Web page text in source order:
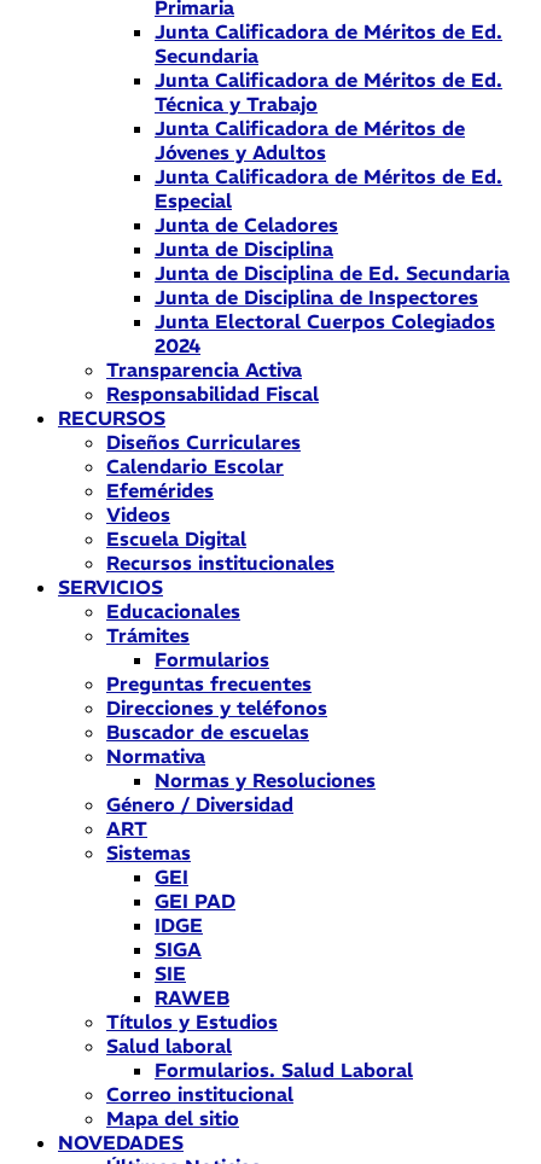
Primaria
Junta Calificadora de Méritos de Ed.
Secundaria
Junta Calificadora de Méritos de Ed.
Técnica y Trabajo
Junta Calificadora de Méritos de
Jóvenes y Adultos
Junta Calificadora de Méritos de Ed.
Especial
Junta de Celadores
Junta de Disciplina
Junta de Disciplina de Ed. Secundaria
Junta de Disciplina de Inspectores
Junta Electoral Cuerpos Colegiados
2024
Transparencia Activa
Responsabilidad Fiscal
RECURSOS
Diseños Curriculares
Calendario Escolar
Efemérides
Videos
Escuela Digital
Recursos institucionales
SERVICIOS
Educacionales
Trámites
Formularios
Preguntas frecuentes
Direcciones y teléfonos
Buscador de escuelas
Normativa
Normas y Resoluciones
Género / Diversidad
ART
Sistemas
GEI
GEI PAD
IDGE
SIGA
SIE
RAWEB
Títulos y Estudios
Salud laboral
Formularios. Salud Laboral
Correo institucional
Mapa del sitio
NOVEDADES